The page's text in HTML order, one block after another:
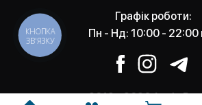
Графік роботи:
Пн - Нд: 10:00 - 22:00
2012 - 2026 Apple
КНОПКА
ЗВ'ЯЗКУ